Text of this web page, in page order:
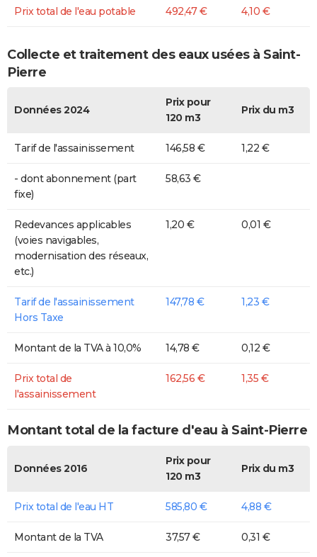
Prix total de l'eau potable 492,47 € 4,10 €
Collecte et traitement des eaux usées à Saint-
Pierre
Données 2024
Prix pour
120 m3
Prix du m3
Tarif de l'assainissement 146,58 € 1,22 €
- dont abonnement (part
fixe)
58,63 €
Redevances applicables
(voies navigables,
modernisation des réseaux,
etc.)
1,20 € 0,01 €
Tarif de l'assainissement
Hors Taxe
147,78 € 1,23 €
Montant de la TVA à 10,0% 14,78 € 0,12 €
Prix total de
l'assainissement
162,56 € 1,35 €
Montant total de la facture d'eau à Saint-Pierre
Données 2016
Prix pour
120 m3
Prix du m3
Prix total de l'eau HT 585,80 € 4,88 €
Montant de la TVA 37,57 € 0,31 €